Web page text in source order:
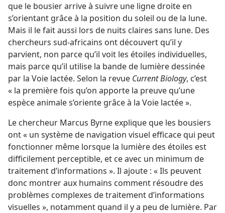
que le bousier arrive à suivre une ligne droite en
s’orientant grâce à la position du soleil ou de la lune.
Mais il le fait aussi lors de nuits claires sans lune. Des
chercheurs sud-africains ont découvert qu’il y
parvient, non parce qu’il voit les étoiles individuelles,
mais parce qu’il utilise la bande de lumière dessinée
par la Voie lactée. Selon la revue Current Biology, c’est
« la première fois qu’on apporte la preuve qu’une
espèce animale s’oriente grâce à la Voie lactée ».
Le chercheur Marcus Byrne explique que les bousiers
ont « un système de navigation visuel efficace qui peut
fonctionner même lorsque la lumière des étoiles est
difficilement perceptible, et ce avec un minimum de
traitement d’informations ». Il ajoute : « Ils peuvent
donc montrer aux humains comment résoudre des
problèmes complexes de traitement d’informations
visuelles », notamment quand il y a peu de lumière. Par